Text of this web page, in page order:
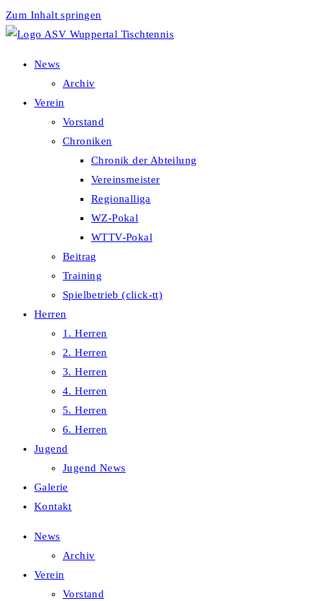
Zum Inhalt springen
News
Archiv
Verein
Vorstand
Chroniken
Chronik der Abteilung
Vereinsmeister
Regionalliga
WZ-Pokal
WTTV-Pokal
Beitrag
Training
Spielbetrieb (click-tt)
Herren
1. Herren
2. Herren
3. Herren
4. Herren
5. Herren
6. Herren
Jugend
Jugend News
Galerie
Kontakt
News
Archiv
Verein
Vorstand